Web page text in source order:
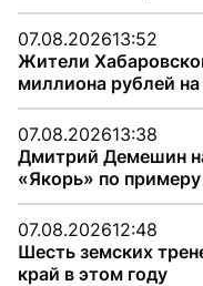
07.08.202613:52
Жители
миллиона рублей
07.08.202613:38
Дмитрий Демешин
«Якорь» по
07.08.202612:48
Шесть земских
край в этом году